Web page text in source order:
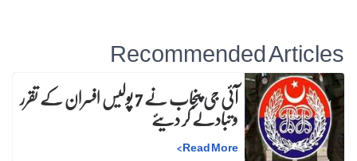
Recommended Articles
آئی جی پنجاب نے 7 پولیس افسران کے تقرر و تبادلے کر دیئے
Read More
>